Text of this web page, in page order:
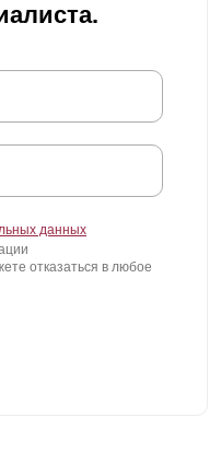
данных
отказаться в любое